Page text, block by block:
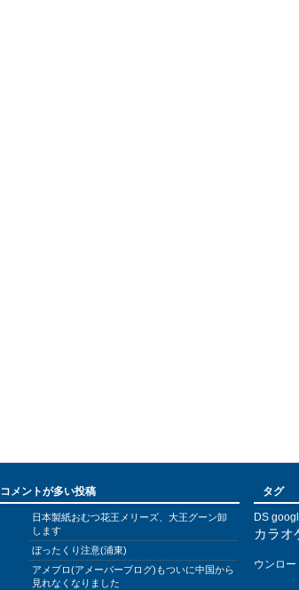
コメントが多い投稿
日本製紙おむつ花王メリーズ、大王グーン卸
します
ぼったくり注意(浦東)
アメブロ(アメーバーブログ)もついに中国から
見れなくなりました
タグ
DS
カラオ
ウンロー